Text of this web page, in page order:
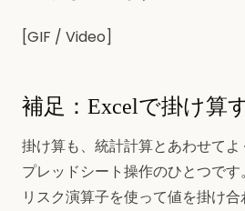
[GIF / Video]
補足：Excelで掛け算
掛け算も、統計計算とあわせて
プレッドシート操作のひとつで
リスク演算子を使って値を掛け合